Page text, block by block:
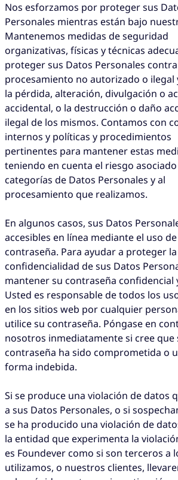
Nos esforzamos por proteger sus
Personales mientras están bajo
Mantenemos medidas de seguridad
organizativas, físicas y técnicas
proteger sus Datos Personales
procesamiento no autorizado o ilegal
la pérdida, alteración, divulgación o
accidental, o la destrucción o daño
ilegal de los mismos. Contamos con
internos y políticas y procedimientos
pertinentes para mantener estas
teniendo en cuenta el riesgo asociado
categorías de Datos Personales y al
procesamiento que realizamos.
En algunos casos, sus Datos
accesibles en línea mediante el uso
contraseña. Para ayudar a proteger la
confidencialidad de sus Datos
mantener su contraseña confidencial
Usted es responsable de todos los
en los sitios web por cualquier
utilice su contraseña. Póngase en
nosotros inmediatamente si cree que
contraseña ha sido comprometida o
forma indebida.
Si se produce una violación de datos
a sus Datos Personales, o si
se ha producido una violación de
la entidad que experimenta la
es Foundever como si son terceros a
utilizamos, o nuestros clientes,